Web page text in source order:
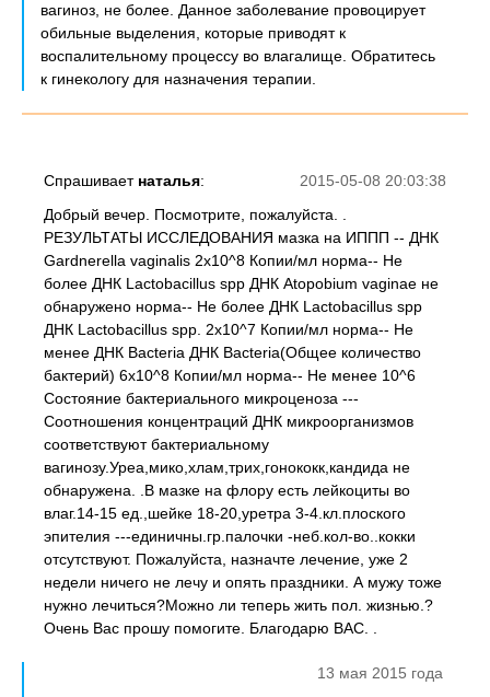
вагиноз, не более. Данное заболевание провоцирует
обильные выделения, которые приводят к
воспалительному процессу во влагалище. Обратитесь
к гинекологу для назначения терапии.
2015-05-08 20:03:38
Спрашивает наталья:
Добрый вечер. Посмотрите, пожалуйста. .
РЕЗУЛЬТАТЫ ИССЛЕДОВАНИЯ мазка на ИППП -- ДНК
Gardnerella vaginalis 2x10^8 Копии/мл норма-- Не
более ДНК Lactobacillus spp ДНК Atopobium vaginae не
обнаружено норма-- Не более ДНК Lactobacillus spp
ДНК Lactobacillus spp. 2x10^7 Копии/мл норма-- Не
менее ДНК Bacteria ДНК Bacteria(Общее количество
бактерий) 6x10^8 Копии/мл норма-- Не менее 10^6
Состояние бактериального микроценоза ---
Соотношения концентраций ДНК микроорганизмов
соответствуют бактериальному
вагинозу.Уреа,мико,хлам,трих,гонококк,кандида не
обнаружена. .В мазке на флору есть лейкоциты во
влаг.14-15 ед.,шейке 18-20,уретра 3-4.кл.плоского
эпителия ---единичны.гр.палочки -неб.кол-во..кокки
отсутствуют. Пожалуйста, назначте лечение, уже 2
недели ничего не лечу и опять праздники. А мужу тоже
нужно лечиться?Можно ли теперь жить пол. жизнью.?
Очень Вас прошу помогите. Благодарю ВАС. .
13 мая 2015 года